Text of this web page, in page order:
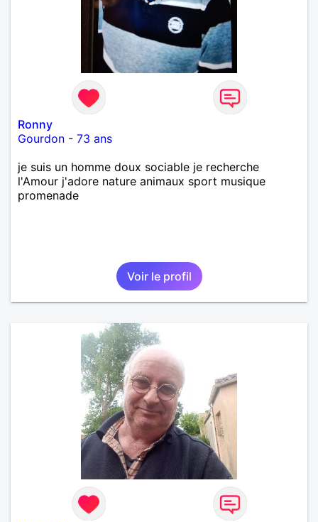
Ronny
Gourdon - 73 ans
je suis un homme doux sociable je recherche
l'Amour j'adore nature animaux sport musique
promenade
Voir le profil